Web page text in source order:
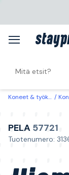
Koneet & työkalut
PELA 57721
Tuotenumero: